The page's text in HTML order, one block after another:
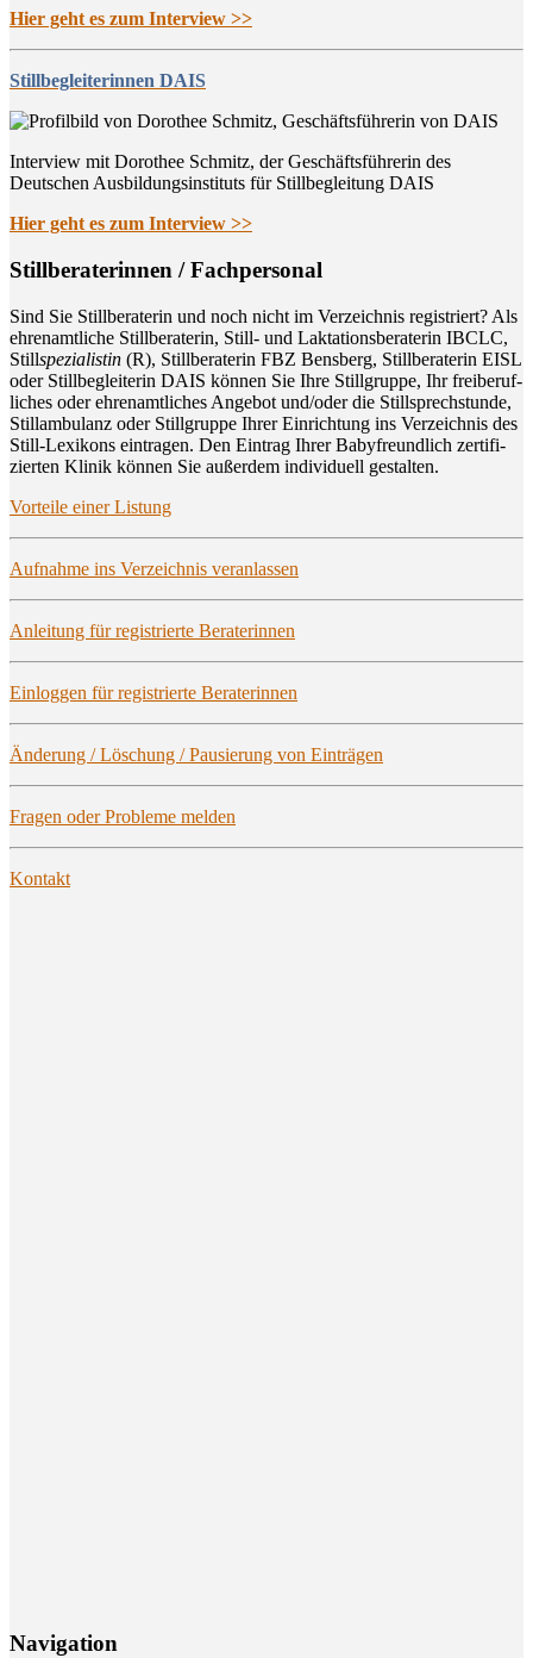
Hier geht es zum Interview >>
Stillbegleiterinnen DAIS
Interview mit Dorothee Schmitz, der Geschäftsführerin des
Deutschen Ausbildungsinstituts für Stillbegleitung DAIS
Hier geht es zum Interview >>
Still­be­ra­te­rin­nen / Fachpersonal
Sind Sie Still­be­ra­te­rin und noch nicht im Ver­zeich­nis regis­triert? Als
ehren­amt­li­che Still­be­ra­te­rin, Still- und Lak­ta­ti­ons­be­ra­te­rin IBCLC,
Stillspe­zia­lis­tin (R), Still­be­ra­te­rin FBZ Bens­berg, Still­be­ra­te­rin EISL
oder Still­be­glei­te­rin DAIS kön­nen Sie Ihre Still­grup­pe, Ihr frei­be­ruf­
li­ches oder ehren­amt­li­ches Ange­bot und/oder die Still­sprech­stun­de,
Still­am­bu­lanz oder Still­grup­pe Ihrer Ein­rich­tung ins Ver­zeich­nis des
Still-Lexi­kons ein­tra­gen. Den Ein­trag Ihrer Baby­freund­lich zer­ti­fi­
zier­ten Kli­nik kön­nen Sie außer­dem indi­vi­du­ell gestalten.
Vor­tei­le einer Listung
Auf­nah­me ins Ver­zeich­nis veranlassen
Anlei­tung für regis­trier­te Beraterinnen
Ein­log­gen für regis­trier­te Beraterinnen
Ände­rung / Löschung / Pau­sie­rung von Einträgen
Fra­gen oder Pro­ble­me melden
Kon­takt
Navi­ga­ti­on